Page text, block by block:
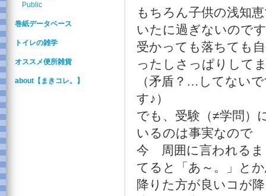
Public
巻紙データベース
トイレの雑学
オススメ便所雑貨
about【まきコレ。】
もちろん子供の浅知
いたに過ぎないので
受かっても落ちても
ったしさっぱりして
（矛盾？…してない
す♪）
でも、受験（≠学問）
いるのは事実なので
今 周囲に言われるま
てると「あ～。」と
降りた方が良いコが